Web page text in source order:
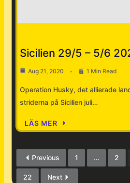
Sicilien 29/5 – 5/6
Aug 21, 2020 1 Min Read
Operation Husky, det allierade
striderna på Sicilien juli…
LÄS MER
Previous 1 … 2
22 Next